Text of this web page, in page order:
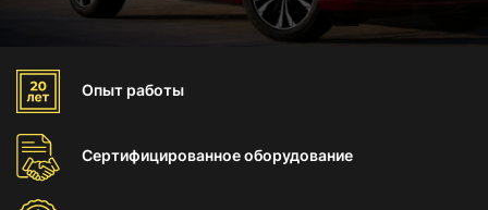
Опыт работы
Сертифицированноеоборудование